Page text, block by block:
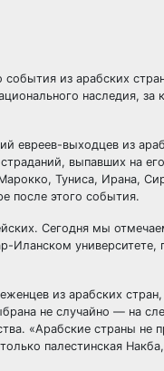
события из арабских
наследия,
евреев-выходцев из
выпавших на
Туниса, Ирана,
после этого события.
Сегодня мы
университете,
из арабских
не случайно — на
«Арабские страны
палестинская